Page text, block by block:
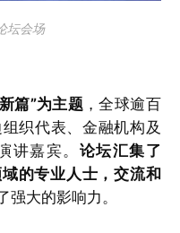
坛会场
篇”为主题 ，全球逾百
织代表、金融机构及
讲嘉宾。 论坛汇集了
的专业人士，交流和
强大的影响力。